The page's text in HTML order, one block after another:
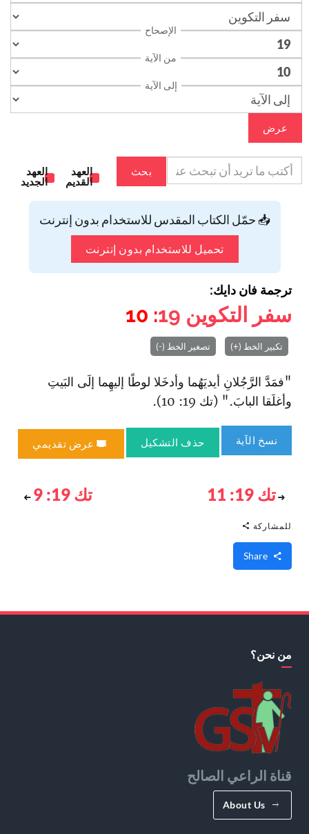
الإصحاح
من الآية
إلى الآية
عرض
بحث
العهد
القديم
العهد
الجديد
📥 حمّل الكتاب المقدس للاستخدام بدون إنترنت
تحميل للاستخدام بدون إنترنت
ترجمة فان دايك:
سفر التكوين 19
: 10
تكبير الخط (+) تصغير الخط (-)
"فمَدَّ الرَّجُلانِ أيديَهُما وأدخَلا لوطًا إليهِما إلَى البَيتِ
وأغلَقا البابَ." (تك 19: 10).
نسخ الآية حذف التشكيل عرض تقديمي
تك 19: 11 تك 19: 9
للمشاركة
من نحن؟
قناة الراعي الصالح
About Us